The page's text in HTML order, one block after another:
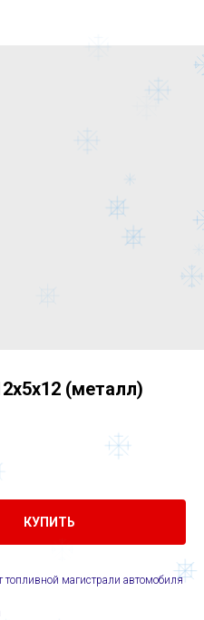
(металл)
КУПИТЬ
топливной магистрали автомобиля